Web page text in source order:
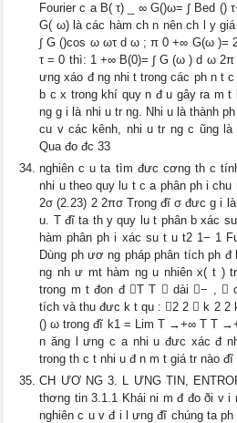
Fourier c a B( τ) _ ∞ G()ω= ∫ Bed ()
G( ω) là các hàm ch n nên ch l y
∫ G ()cos ω ωτ d ω ; π 0 +∞ G(ω )=
τ = 0 thì: 1 +∞ B(0)= ∫ G (ω ) d ω
ưng xáo đ ng nhi t trong các ph n t
b c x trong khí quy n đ u gây ra m
ng g i là nhi u tr ng. Nhi u là thành
cu v các kênh, nhi u tr ng c ũng
Qua đo đc 33
nghiên c u ta tìm đưc cơng th c
nhi u theo quy lu t c a phân ph i
2σ (2.23) 2 2πσ Trong đĩ σ đưc g i
u. T đĩ ta th y quy lu t phân b xác
hàm phân ph i xác su t u t2 1− 1
Dùng ph ươ ng pháp phân tích ph
ng nh ư mt hàm ng u nhiên x( t )
trong m t đon đ T T  dài − , 
tích và thu đưc k t qu : 2 2  k 2 2
() ω trong đĩ k1 = Lim T →+∞ T T
n ăng l ưng c a nhi u đưc xác đ
trong th c t nhi u đ n m t giá tr nào
CH ƯƠ NG 3. L ƯNG TIN,
thơng tin 3.1.1 Khái ni m đ đo ði v
nghiên c u v đ i l ưng đĩ chúng ta